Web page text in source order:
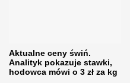
Aktualne ceny świń.
Analityk pokazuje stawki,
hodowca mówi o 3 zł za kg